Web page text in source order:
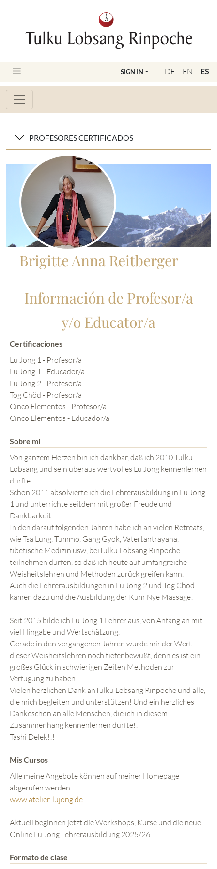
DE EN ES
SIGN IN
PROFESORES CERTIFICADOS
Brigitte Anna Reitberger
Información de Profesor/a
y/o Educator/a
Certificaciones
Lu Jong 1 - Profesor/a
Lu Jong 1 - Educador/a
Lu Jong 2 - Profesor/a
Tog Chöd - Profesor/a
Cinco Elementos - Profesor/a
Cinco Elementos - Educador/a
Sobre mí
Von ganzem Herzen bin ich dankbar, daß ich 2010 Tulku
Lobsang und sein überaus wertvolles Lu Jong kennenlernen
durfte.
Schon 2011 absolvierte ich die Lehrerausbildung in Lu Jong
1 und unterrichte seitdem mit großer Freude und
Dankbarkeit.
In den darauf folgenden Jahren habe ich an vielen Retreats,
wie Tsa Lung, Tummo, Gang Gyok, Vatertantrayana,
tibetische Medizin usw, beiTulku Lobsang Rinpoche
teilnehmen dürfen, so daß ich heute auf umfangreiche
Weisheitslehren und Methoden zurück greifen kann.
Auch die Lehrerausbildungen in Lu Jong 2 und Tog Chöd
kamen dazu und die Ausbildung der Kum Nye Massage!
Seit 2015 bilde ich Lu Jong 1 Lehrer aus, von Anfang an mit
viel Hingabe und Wertschätzung.
Gerade in den vergangenen Jahren wurde mir der Wert
dieser Weisheitslehren noch tiefer bewußt, denn es ist ein
großes Glück in schwierigen Zeiten Methoden zur
Verfügung zu haben.
Vielen herzlichen Dank anTulku Lobsang Rinpoche und alle,
die mich begleiten und unterstützen! Und ein herzliches
Dankeschön an alle Menschen, die ich in diesem
Zusammenhang kennenlernen durfte!!
Tashi Delek!!!
Mis Cursos
Alle meine Angebote können auf meiner Homepage
abgerufen werden.
www.atelier-lujong.de
Aktuell beginnen jetzt die Workshops, Kurse und die neue
Online Lu Jong Lehrerausbildung 2025/26
Formato de clase